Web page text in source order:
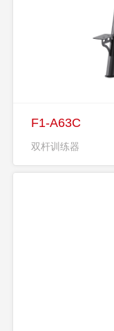
F1-A63C
双杆训练器